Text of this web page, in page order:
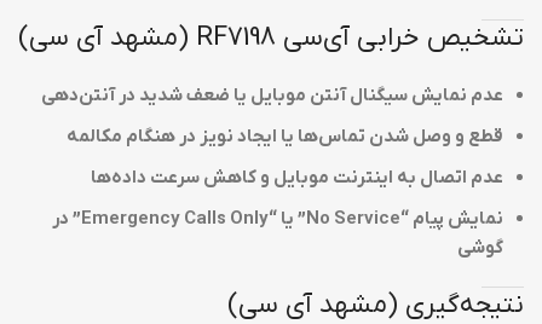
تشخیص خرابی آی‌سی RF7198 (مشهد آی سی)
عدم نمایش سیگنال آنتن موبایل یا ضعف شدید در آنتن‌دهی
قطع و وصل شدن تماس‌ها یا ایجاد نویز در هنگام مکالمه
عدم اتصال به اینترنت موبایل و کاهش سرعت داده‌ها
نمایش پیام “No Service” یا “Emergency Calls Only” در
گوشی
نتیجه‌گیری (مشهد آی سی)